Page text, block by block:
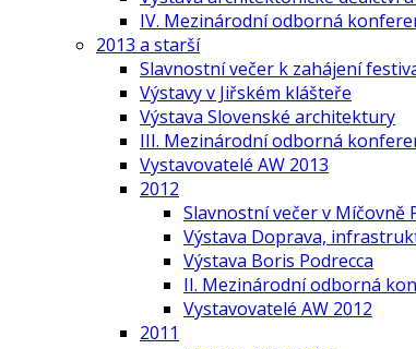
IV. Mezinárodní odborná
2013 a starší
Slavnostní večer k zahájení
Výstavy v Jiřském klášteře
Výstava Slovenské architektury
III. Mezinárodní odborná
Vystavovatelé AW 2013
2012
Slavnostní večer v Míčovně
Výstava Doprava,
Výstava Boris Podrecca
II. Mezinárodní odborná
Vystavovatelé AW 2012
2011